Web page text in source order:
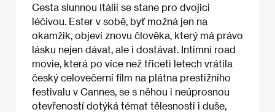
Cesta slunnou Itálií se stane pro dvojici
léčivou. Ester v sobě, byť možná jen na
okamžik, objeví znovu člověka, který má právo
lásku nejen dávat, ale i dostávat. Intimní road
movie, která po více než třiceti letech vrátila
český celovečerní film na plátna prestižního
festivalu v Cannes, se s něhou i neúprosnou
otevřeností dotýká témat tělesnosti i duše,